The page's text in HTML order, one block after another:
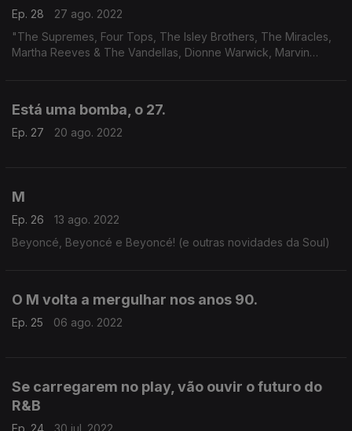
Ep. 28
27 ago. 2022
"The Supremes, Four Tops, The Isley Brothers, The Miracles,
Martha Reeves & The Vandellas, Dionne Warwick, Marvin
Está uma bomba, o 27.
Ep. 27 20 ago. 2022
M
Ep. 26
13 ago. 2022
Beyoncé, Beyoncé e Beyoncé! (e outras novidades da Soul)
O M volta a mergulhar nos anos 90.
Ep. 25 06 ago. 2022
Se carregarem no play, vão ouvir o futuro do
R&B
Ep. 24 30 jul. 2022